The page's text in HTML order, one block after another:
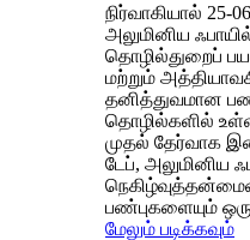
நிர்வாகியால் 25-
அலுமினிய
தொழில்துறைப்
மற்றும்
தனித்துவமான
தொழில்களில்
முதல் தேர்வாக
டேப், அலுமினிய
பண்புகளையும்
மேலும் படிக்கவும்